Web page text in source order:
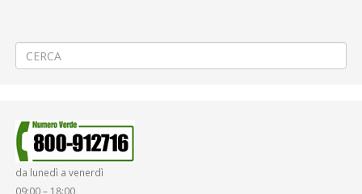
da lunedì a venerdì
09:00 – 18:00